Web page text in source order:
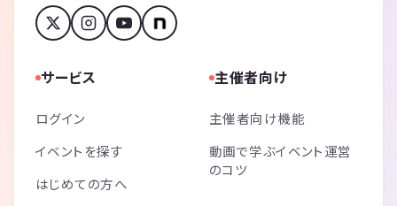
サービス
ログイン
イベントを探す
はじめての方へ
主催者向け
主催者向け機能
動画で学ぶイベント運営
のコツ